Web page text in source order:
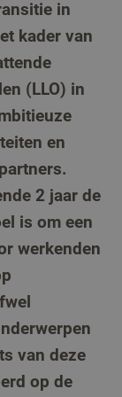
in
kader van
(LLO) in
en
2 jaar de
is om een
werkenden
van deze
op de